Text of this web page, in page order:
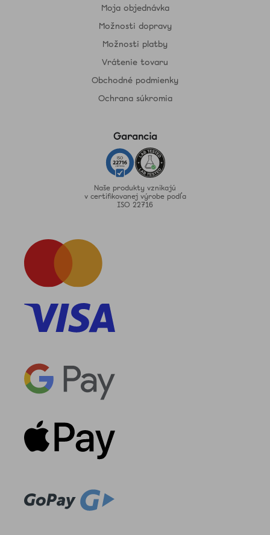
Moja objednávka
Možnosti dopravy
Možnosti platby
Vrátenie tovaru
Obchodné podmienky
Ochrana súkromia
Garancia
Naše produkty vznikajú
v certifikovanej výrobe podľa
ISO 22716